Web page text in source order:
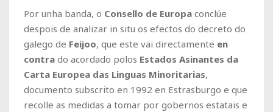
Por unha banda, o Consello de Europa conclúe
despois de analizar in situ os efectos do decreto do
galego de Feijoo, que este vai directamente en
contra do acordado polos Estados Asinantes da
Carta Europea das Linguas Minoritarias,
documento subscrito en 1992 en Estrasburgo e que
recolle as medidas a tomar por gobernos estatais e